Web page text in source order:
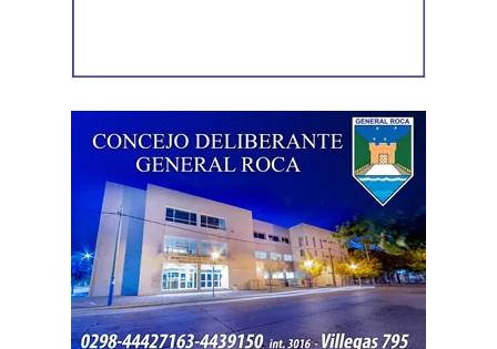
el compromiso de nuestros equipos con la protección de
la fauna silvestre y con una convivencia responsable
entre las personas y la naturaleza. Quiero destacar
especialmente el trabajo conjunto de todos los
organismos que participaron en este operativo”.